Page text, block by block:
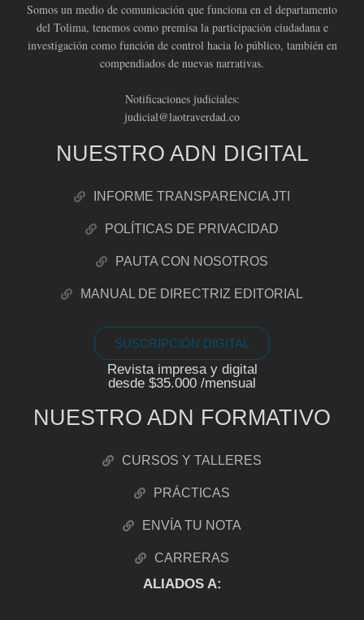
Somos un medio de comunicación que funciona en el departamento
del Tolima, tenemos como premisa la participación ciudadana e
investigación como función de control hacia lo público, también en
compendiados de nuevas narrativas.
Notificaciones judiciales:
judicial@laotraverdad.co
NUESTRO ADN DIGITAL
INFORME TRANSPARENCIA JTI
POLÍTICAS DE PRIVACIDAD
PAUTA CON NOSOTROS
MANUAL DE DIRECTRIZ EDITORIAL
SUSCRIPCIÓN DIGITAL
Revista impresa y digital
desde $35.000 /mensual
NUESTRO ADN FORMATIVO
CURSOS Y TALLERES
PRÁCTICAS
ENVÍA TU NOTA
CARRERAS
ALIADOS A: